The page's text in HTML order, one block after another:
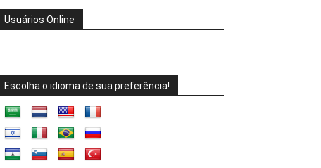
Usuários Online
Escolha o idioma de sua preferência!